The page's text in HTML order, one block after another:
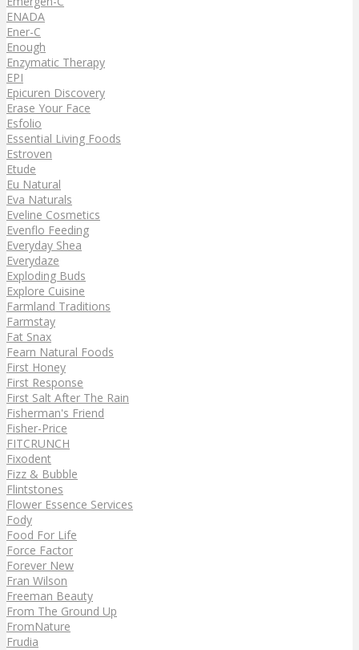
ENADA
Ener-C
Enough
Enzymatic Therapy
EPI
Epicuren Discovery
Erase Your Face
Esfolio
Essential Living Foods
Estroven
Etude
Eu Natural
Eva Naturals
Eveline Cosmetics
Evenflo Feeding
Everyday Shea
Everydaze
Exploding Buds
Explore Cuisine
Farmland Traditions
Farmstay
Fat Snax
Fearn Natural Foods
First Honey
First Response
First Salt After The Rain
Fisherman's Friend
Fisher-Price
FITCRUNCH
Fixodent
Fizz & Bubble
Flintstones
Flower Essence Services
Fody
Food For Life
Force Factor
Forever New
Fran Wilson
Freeman Beauty
From The Ground Up
FromNature
Frudia